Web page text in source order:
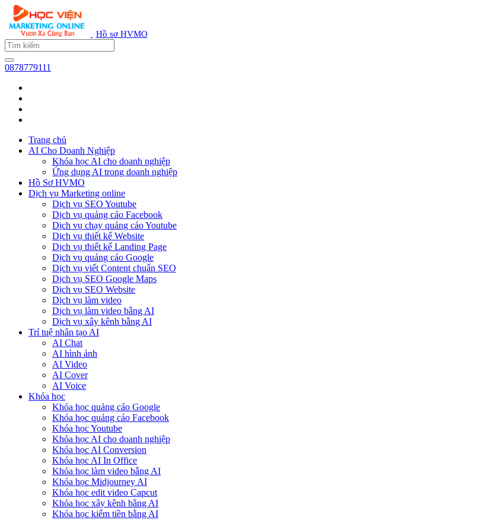
Hồ sơ HVMO
0878779111
Trang chủ
AI Cho Doanh Nghiệp
Khóa học AI cho doanh nghiệp
Ứng dụng AI trong doanh nghiệp
Hồ Sơ HVMO
Dịch vụ Marketing online
Dịch vụ SEO Youtube
Dịch vụ quảng cáo Facebook
Dịch vụ chạy quảng cáo Youtube
Dịch vụ thiết kế Website
Dịch vụ thiết kế Landing Page
Dịch vụ quảng cáo Google
Dịch vụ viết Content chuẩn SEO
Dịch vụ SEO Google Maps
Dịch vụ SEO Website
Dịch vụ làm video
Dịch vụ làm video bằng AI
Dịch vụ xây kênh bằng AI
Trí tuệ nhân tạo AI
AI Chat
AI hình ảnh
AI Video
AI Cover
AI Voice
Khóa học
Khóa học quảng cáo Google
Khóa học quảng cáo Facebook
Khóa học Youtube
Khóa học AI cho doanh nghiệp
Khóa học AI Conversion
Khóa học AI In Office
Khóa học làm video bằng AI
Khóa học Midjourney AI
Khóa học edit video Capcut
Khóa học xây kênh bằng AI
Khóa học kiếm tiền bằng AI